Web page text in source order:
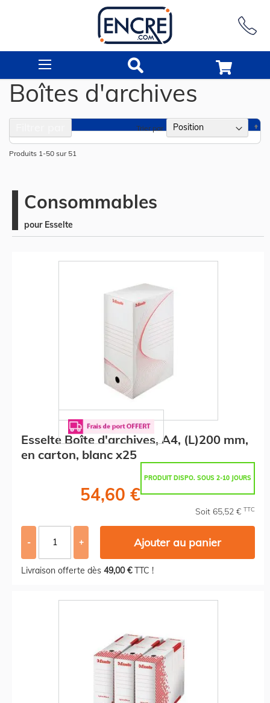
Boîtes d'archives
Produits 1 -50 sur 51
Trier par
Consommables
pour Esselte
Esselte Boîte d'archives, A4, (L)200 mm,
en carton, blanc x25
PRODUIT DISPO. SOUS 2-10 JOURS
54,60 €
Soit 65,52 € TTC
- + Ajouter au panier
Livraison offerte dès 49,00 €TTC !